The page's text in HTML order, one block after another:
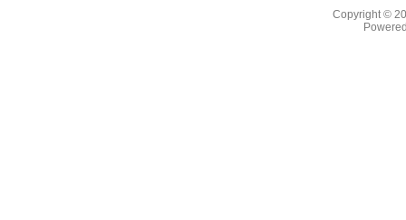
Copyright ©